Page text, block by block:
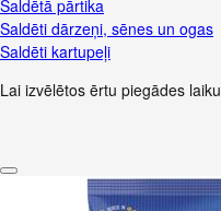
Saldētā pārtika
Saldēti dārzeņi, sēnes un ogas
Saldēti kartupeļi
Lai izvēlētos ērtu piegādes laiku